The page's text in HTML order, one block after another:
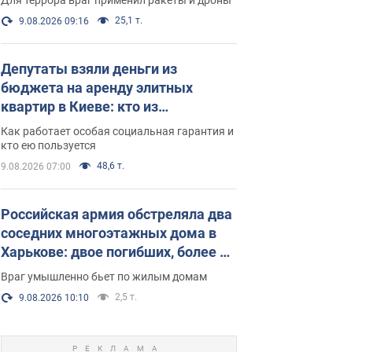
9.08.2026 09:16 25,1 т.
Депутаты взяли деньги из
бюджета на аренду элитных
квартир в Киеве: кто из
парламентариев просил средства
и где поселился
Как работает особая социальная гарантия и
кто ею пользуется
9.08.2026 07:00 48,6 т.
Российская армия обстреляла два
соседних многоэтажных дома в
Харькове: двое погибших, более 20
пострадавших
Враг умышленно бьет по жилым домам
9.08.2026 10:10 2,5 т.